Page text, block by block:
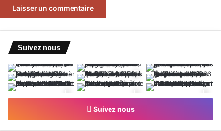
Suivez nous
Suivez nous